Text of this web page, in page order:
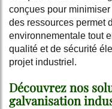
conçues pour
des ressources permet
environnementale tout
qualité et de sécurité
projet industriel.
Découvrez nos
galvanisation